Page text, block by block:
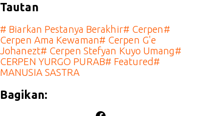
Tautan
# Biarkan Pestanya Berakhir# Cerpen#
Cerpen Ama Kewaman# Cerpen G'e
Johanezt# Cerpen Stefyan Kuyo Umang#
CERPEN YURGO PURAB# Featured#
MANUSIA SASTRA
Bagikan: